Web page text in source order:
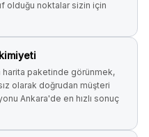
olduğu noktalar sizin için
paketinde görünmek,
olarak doğrudan müşteri
Ankara'de en hızlı sonuç